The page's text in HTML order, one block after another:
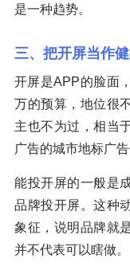
是一种趋势。
三、把开屏当作
开屏是APP的脸面
万的预算，地位很
主也不为过，相当
广告的城市地标广告
能投开屏的一般是
品牌投开屏。这种
象征，说明品牌就
并不代表可以瞎做。